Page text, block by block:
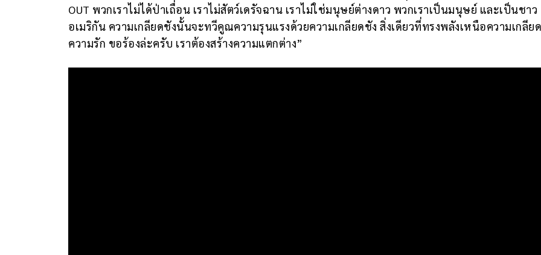
OUT พวกเราไม่ได้ป่าเถื่อน เราไม่สัตว์เดรัจฉาน เราไม่ใช่มนุษย์ต่างดาว พวกเราเป็นมนุษย์ และเป็นชาว
อเมริกัน ความเกลียดชังนั้นจะทวีคูณความรุนแรงด้วยความเกลียดชัง สิ่งเดียวที่ทรงพลังเหนือความเกลีย
ความรัก ขอร้องล่ะครับ เราต้องสร้างความแตกต่าง”